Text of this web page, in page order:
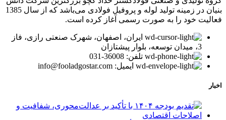
بنیان در زمینه تولید لوله و پروفیل فولادی می‌باشد که از سال 1385
فعالیت خود را به صورت رسمی آغاز کرده است.
ایران، اصفهان، شهرک صنعتی رازی، فاز
3، میدان توسعه، بلوار پیشتازان
تلفن: 36008-031
ایمیل: info@fooladgostar.com
اخبار